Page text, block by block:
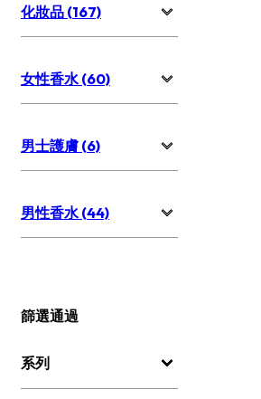
化妝品 (167)
女性香水 (60)
男士護膚 (6)
男性香水 (44)
篩選通過
系列